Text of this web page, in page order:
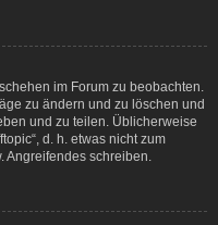
im Forum zu beobachten.
zu ändern und zu löschen und
und zu teilen. Üblicherweise
d. h. etwas nicht zum
schreiben.